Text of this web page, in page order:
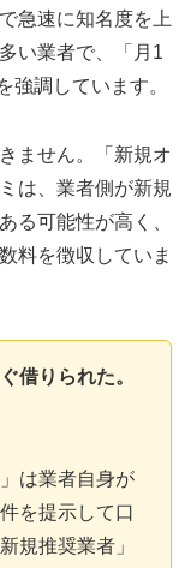
急速に知名度を上
い業者で、「月1
強調しています。
ません。「新規オ
は、業者側が新規
る可能性が高く、
料を徴収していま
借りられた。
は業者自身が
を提示して口
規推奨業者」